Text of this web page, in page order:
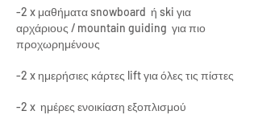
-2 x μαθήματα snowboard ή ski για
αρχάριους / mountain guiding για πιο
προχωρημένους
-2 x ημερήσιες κάρτες lift για όλες τις πίστες
-2 x ημέρες ενοικίαση εξοπλισμού